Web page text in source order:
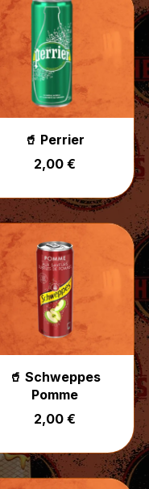
🥤 Perrier
2,00 €
🥤 Schweppes
Pomme
2,00 €